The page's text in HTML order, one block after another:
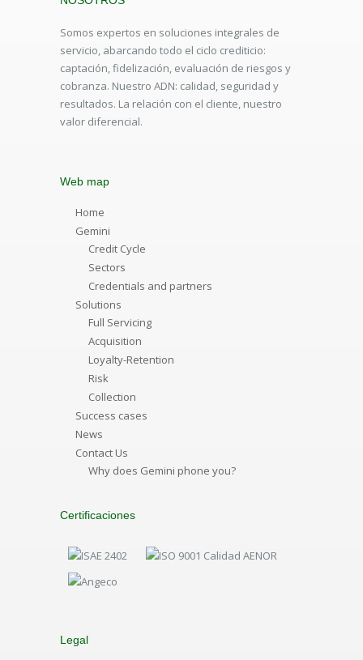
Somos expertos en soluciones integrales de
servicio, abarcando todo el ciclo crediticio:
captación, fidelización, evaluación de riesgos y
cobranza. Nuestro ADN: calidad, seguridad y
resultados. La relación con el cliente, nuestro
valor diferencial.
Web map
Home
Gemini
Credit Cycle
Sectors
Credentials and partners
Solutions
Full Servicing
Acquisition
Loyalty-Retention
Risk
Collection
Success cases
News
Contact Us
Why does Gemini phone you?
Certificaciones
Legal